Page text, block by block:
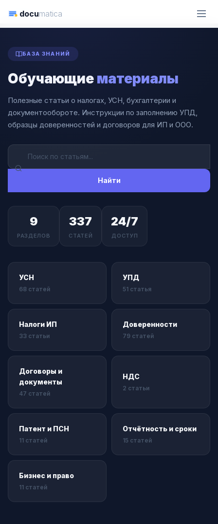
documatica
ГЛАВНАЯ СТАТЬИ
БАЗА ЗНАНИЙ
Обучающие материалы
Полезные статьи о налогах, УСН, бухгалтерии и
документообороте. Инструкции по заполнению УПД,
образцы доверенностей и договоров для ИП и ООО.
Найти
9
РАЗДЕЛОВ
337
СТАТЕЙ
24/7
ДОСТУП
УСН
68 статей
УПД
51 статья
Налоги ИП
33 статьи
Доверенности
79 статей
Договоры и
документы
47 статей
НДС
2 статьи
Патент и ПСН
11 статей
Отчётность и сроки
15 статей
Бизнес и право
11 статей